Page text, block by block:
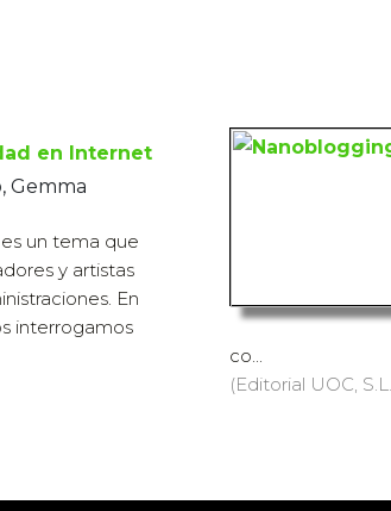
en Internet
Gemma
un tema que
y artistas
En
interrogamos
co...
(Editorial UOC,